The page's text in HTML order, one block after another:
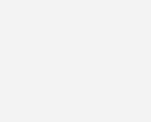
neu macht der Mai“ startet am 1. Mai das
in Baden-Württemberg unter
mit einer neuen Werbekampagne.
für die Bereiche Sanitär, Heizung,
und
Danke